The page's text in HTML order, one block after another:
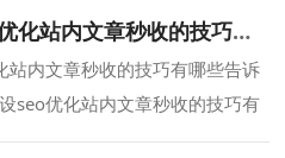
项有哪些的方面的知识.
网站建设seo优化站内文章秒收的技巧有哪些
站内文章秒收的技巧有哪些告诉
seo优化站内文章秒收的技巧有
，同信长春网络公司介绍您网站